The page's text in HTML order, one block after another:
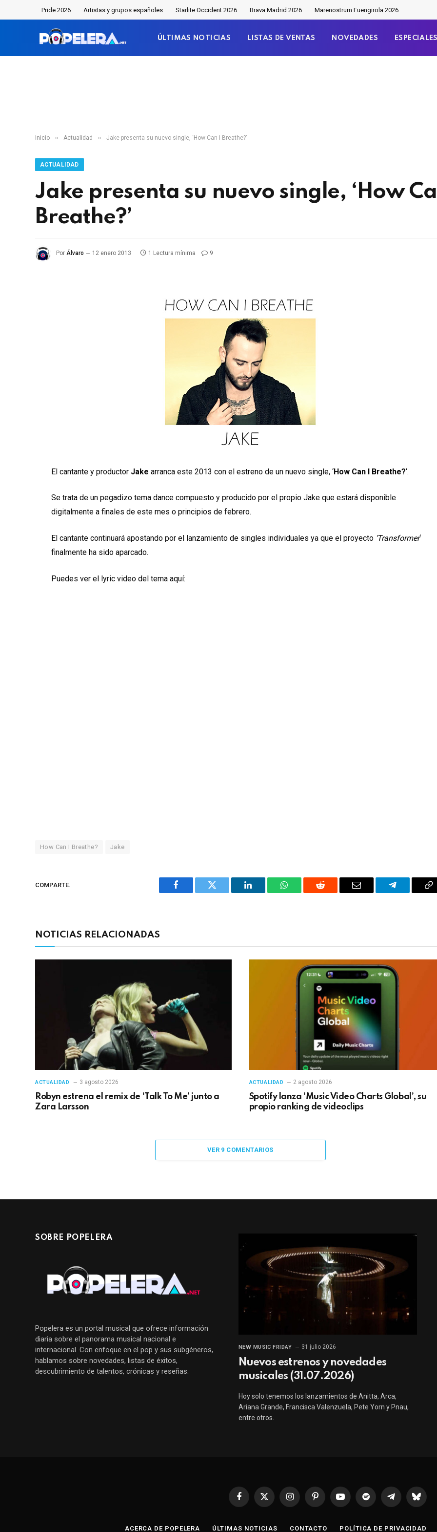
Pride 2026 Artistas y grupos españoles Starlite Occident 2026 Brava Madrid 2026 Marenostrum Fuengirola 2026
ÚLTIMAS NOTICIAS LISTAS DE VENTAS NOVEDADES ESPECIALES
Inicio » Actualidad » Jake presenta su nuevo single, ‘How Can I Breathe?’
ACTUALIDAD
Jake presenta su nuevo single, ‘How
Breathe?’
Por Álvaro 12 enero 2013 1 Lectura mínima 9
El cantante y productor Jake arranca este 2013 con el estreno de un nuevo single, ‘How Can I Breathe?‘.
Se trata de un pegadizo tema dance compuesto y producido por el propio Jake que estará disponible
digitalmente a finales de este mes o principios de febrero.
El cantante continuará apostando por el lanzamiento de singles individuales ya que el proyecto ‘Transformer‘
finalmente ha sido aparcado.
Puedes ver el lyric video del tema aquí:
How Can I Breathe? Jake
COMPARTE.
Facebook Twitter LinkedIn WhatsAppReddit
Correo
Telegrama
NOTICIAS RELACIONADAS
ACTUALIDAD 3 agosto 2026
Robyn estrena el remix de ‘Talk To Me’ junto a
Zara Larsson
ACTUALIDAD 2 agosto 2026
Spotify lanza ‘Music Video Charts Global’, su
propio ranking de videoclips
VER 9 COMENTARIOS
SOBRE POPELERA
Popelera es un portal musical que ofrece información
diaria sobre el panorama musical nacional e
internacional. Con enfoque en el pop y sus subgéneros,
hablamos sobre novedades, listas de éxitos,
descubrimiento de talentos, crónicas y reseñas.
NEW MUSIC FRIDAY 31 julio 2026
Nuevos estrenos y novedades
musicales (31.07.2026)
Hoy solo tenemos los lanzamientos de Anitta, Arca,
Ariana Grande, Francisca Valenzuela, Pete Yorn y Pnau,
entre otros.
Facebook
X
InstagramPinterestYouTubeSpotify TelegramaBluesky
ACERCA DE POPELERA ÚLTIMAS NOTICIAS CONTACTO POLÍTICA DE PRIVACIDAD